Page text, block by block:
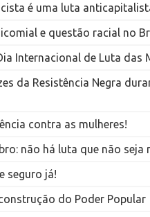
é uma luta
e questão racial no
Internacional de Luta das
da Resistência Negra
contra as mulheres!
não há luta que não seja
seguro já!
do Poder Popular